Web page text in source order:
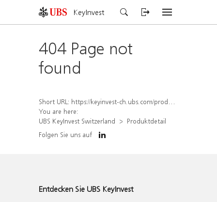
KeyInvest
404 Page not
found
Short URL: https://keyinvest-ch.ubs.com/produkt/detail/index/isin/CH1577800712
You are here:
UBS KeyInvest Switzerland
Produktdetail
Folgen Sie uns auf
Entdecken Sie UBS KeyInvest